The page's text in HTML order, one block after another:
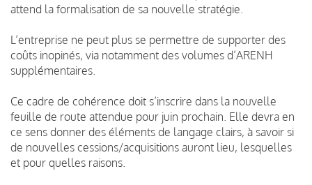
attend la formalisation de sa nouvelle stratégie.
L’entreprise ne peut plus se permettre de supporter des
coûts inopinés, via notamment des volumes d’ARENH
supplémentaires.
Ce cadre de cohérence doit s’inscrire dans la nouvelle
feuille de route attendue pour juin prochain. Elle devra en
ce sens donner des éléments de langage clairs, à savoir si
de nouvelles cessions/acquisitions auront lieu, lesquelles
et pour quelles raisons.